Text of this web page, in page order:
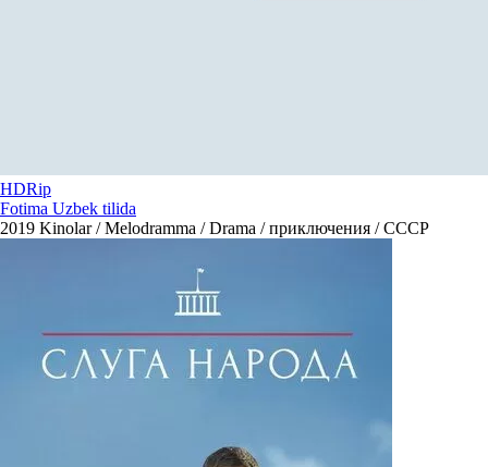
HDRip
Fotima Uzbek tilida
2019 Kinolar / Melodramma / Drama / приключения / СССР